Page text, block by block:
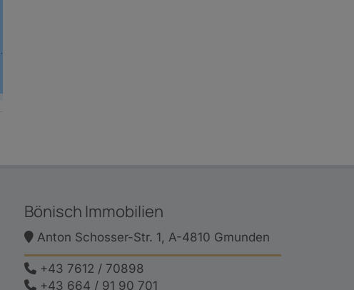
Bönisch Immobilien
Anton Schosser-Str. 1, A-4810 Gmunden
+43 7612 / 70898
+43 664 / 91 90 701